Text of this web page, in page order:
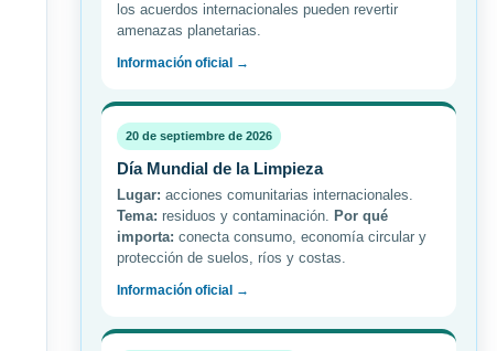
los acuerdos internacionales pueden revertir
amenazas planetarias.
Información oficial →
20 de septiembre de 2026
Día Mundial de la Limpieza
Lugar: acciones comunitarias internacionales.
Tema: residuos y contaminación. Por qué
importa: conecta consumo, economía circular y
protección de suelos, ríos y costas.
Información oficial →